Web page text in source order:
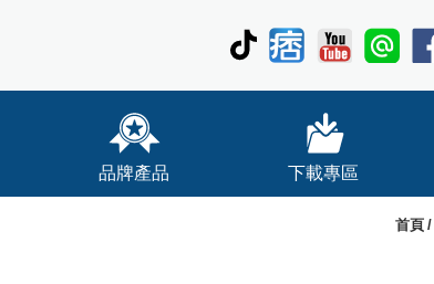
品牌產品 下載專區
首頁